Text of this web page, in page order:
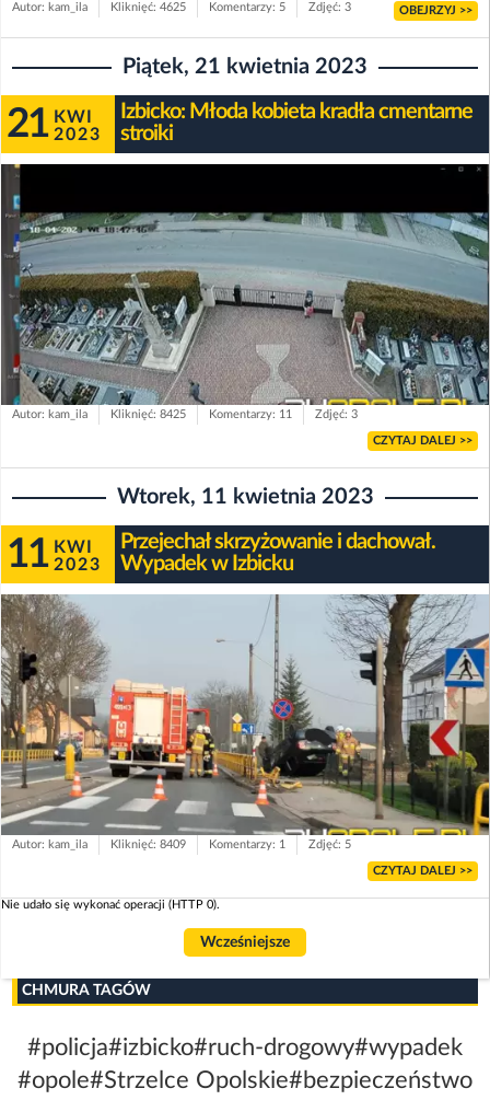
Autor: kam_ila Kliknięć: 4625 Komentarzy: 5 Zdjęć: 3 OBEJRZYJ >>
Piątek, 21 kwietnia 2023
21 KWI
2023
Izbicko: Młoda kobieta kradła cmentarne
stroiki
Autor: kam_ila Kliknięć: 8425 Komentarzy: 11 Zdjęć: 3
CZYTAJ DALEJ >>
Wtorek, 11 kwietnia 2023
11 KWI
2023
Przejechał skrzyżowanie i dachował.
Wypadek w Izbicku
Autor: kam_ila Kliknięć: 8409 Komentarzy: 1 Zdjęć: 5
CZYTAJ DALEJ >>
Nie udało się wykonać operacji (HTTP 0).
Wcześniejsze
CHMURA TAGÓW
#policja#izbicko#ruch-drogowy#wypadek
#opole#Strzelce Opolskie#bezpieczeństwo